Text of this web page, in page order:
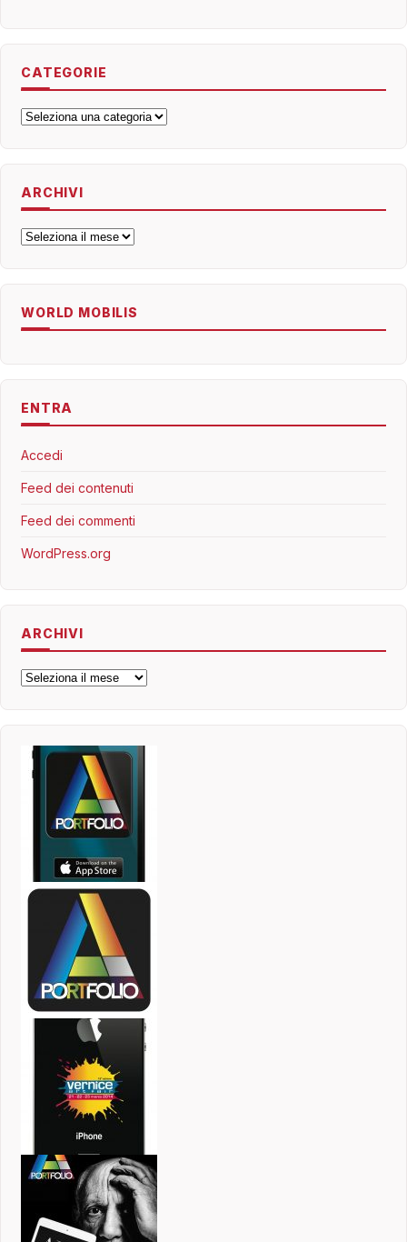
CATEGORIE
Categorie
ARCHIVI
Archivi
WORLD MOBILIS
ENTRA
Accedi
Feed dei contenuti
Feed dei commenti
WordPress.org
ARCHIVI
Archivi